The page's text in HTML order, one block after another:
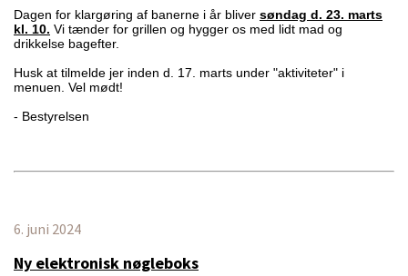
Dagen for klargøring af banerne i år bliver søndag d. 23. marts
kl. 10. Vi tænder for grillen og hygger os med lidt mad og
drikkelse bagefter.
Husk at tilmelde jer inden d. 17. marts under "aktiviteter" i
menuen. Vel mødt!
- Bestyrelsen
6. juni 2024
Ny elektronisk nøgleboks